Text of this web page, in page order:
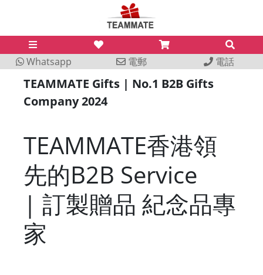
Whatsapp 電郵 電話
TEAMMATE Gifts | No.1 B2B Gifts
Company 2024
TEAMMATE香港領
先的B2B Service
| 訂製贈品 紀念品專
家